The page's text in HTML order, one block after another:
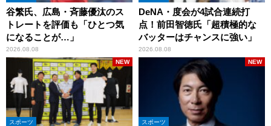
谷繁氏、広島・斉藤優汰のス
トレートを評価も「ひとつ気
になることが…」
2026.08.08
DeNA・度会が4試合連続打
点！前田智徳氏「超積極的な
バッターはチャンスに強い」
2026.08.08
スポーツ
NEW
スポーツ
NEW